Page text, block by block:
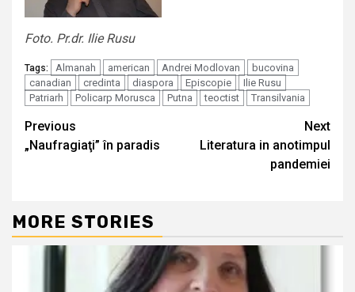
Foto. Pr.dr. Ilie Rusu
Tags: Almanah american Andrei Modlovan
bucovina
canadian
credinta diaspora Episcopie
Ilie Rusu
Patriarh
Policarp Morusca Putna teoctist Transilvania
Continue
Reading
Previous
„Naufragiaţi” în paradis
Next
Literatura in anotimpul
pandemiei
MORE STORIES